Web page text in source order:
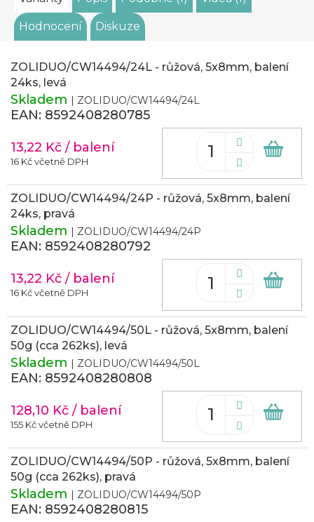
Hodnocení Diskuze
ZOLIDUO/CW14494/24L - růžová, 5x8mm, balení
24ks, levá
Skladem | ZOLIDUO/CW14494/24L
EAN: 8592408280785
13,22 Kč / balení
16 Kč včetně DPH
ZOLIDUO/CW14494/24P - růžová, 5x8mm, balení
24ks, pravá
Skladem | ZOLIDUO/CW14494/24P
EAN: 8592408280792
13,22 Kč / balení
16 Kč včetně DPH
ZOLIDUO/CW14494/50L - růžová, 5x8mm, balení
50g (cca 262ks), levá
Skladem | ZOLIDUO/CW14494/50L
EAN: 8592408280808
128,10 Kč / balení
155 Kč včetně DPH
ZOLIDUO/CW14494/50P - růžová, 5x8mm, balení
50g (cca 262ks), pravá
Skladem | ZOLIDUO/CW14494/50P
EAN: 8592408280815